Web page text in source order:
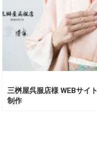
三桝屋呉服店様 WEBサイト
制作